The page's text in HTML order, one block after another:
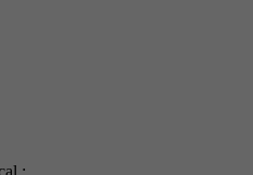
: